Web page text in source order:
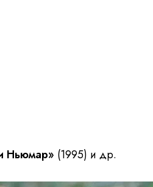
Ньюмар» (1995) и др.